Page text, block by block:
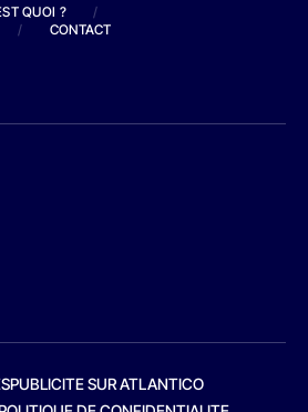
QUOI ?
/
/ CONTACT
PUBLICITE SUR ATLANTICO